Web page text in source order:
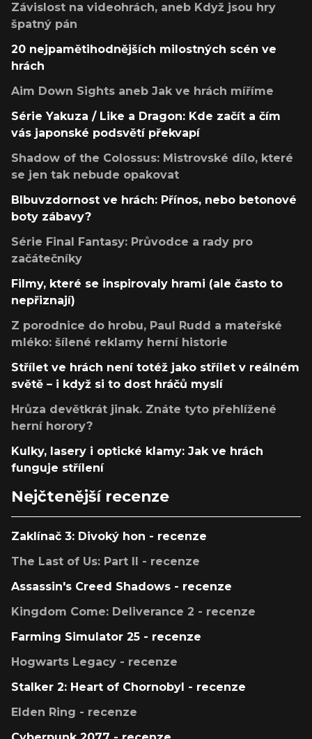
Závislost na videohrách, aneb Když jsou hry
špatný pán
20 nejpamětihodnějších milostných scén ve
hrách
Aim Down Sights aneb Jak ve hrách míříme
Série Yakuza / Like a Dragon: Kde začít a čím
vás japonské podsvětí překvapí
Shadow of the Colossus: Mistrovské dílo, které
se jen tak nebude opakovat
Blbuvzdornost ve hrách: Přínos, nebo betonové
boty zábavy?
Série Final Fantasy: Průvodce a rady pro
začátečníky
Filmy, které se inspirovaly hrami (ale často to
nepřiznají)
Z porodnice do hrobu, Paul Rudd a mateřské
mléko: šílené reklamy herní historie
Střílet ve hrách není totéž jako střílet v reálném
světě – i když si to dost hráčů myslí
Hrůza devětkrát jinak. Znáte tyto přehlížené
herní horory?
Kulky, lasery i optické klamy: Jak ve hrách
funguje střílení
Nejčtenější recenze
Zaklínač 3: Divoký hon - recenze
The Last of Us: Part II - recenze
Assassin's Creed Shadows - recenze
Kingdom Come: Deliverance 2 - recenze
Farming Simulator 25 - recenze
Hogwarts Legacy - recenze
Stalker 2: Heart of Chornobyl - recenze
Elden Ring - recenze